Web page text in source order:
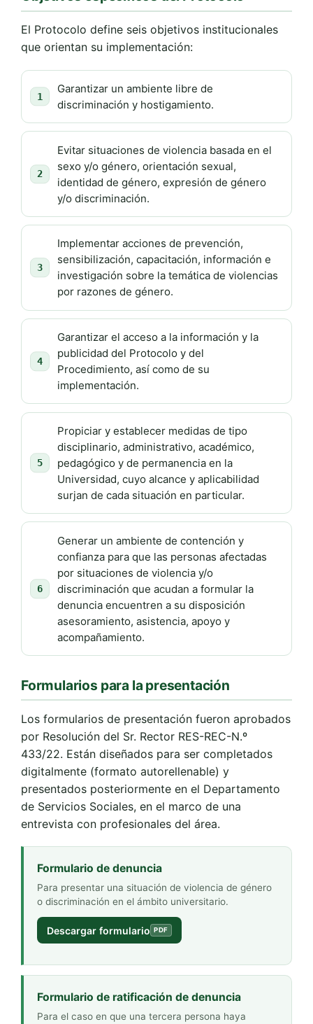
El Protocolo define seis objetivos institucionales
que orientan su implementación:
1
Garantizar un ambiente libre de
discriminación y hostigamiento.
2
Evitar situaciones de violencia basada en el
sexo y/o género, orientación sexual,
identidad de género, expresión de género
y/o discriminación.
3
Implementar acciones de prevención,
sensibilización, capacitación, información e
investigación sobre la temática de violencias
por razones de género.
4
Garantizar el acceso a la información y la
publicidad del Protocolo y del
Procedimiento, así como de su
implementación.
5
Propiciar y establecer medidas de tipo
disciplinario, administrativo, académico,
pedagógico y de permanencia en la
Universidad, cuyo alcance y aplicabilidad
surjan de cada situación en particular.
6
Generar un ambiente de contención y
confianza para que las personas afectadas
por situaciones de violencia y/o
discriminación que acudan a formular la
denuncia encuentren a su disposición
asesoramiento, asistencia, apoyo y
acompañamiento.
Formularios para la presentación
Los formularios de presentación fueron aprobados
por Resolución del Sr. Rector RES-REC-N.º
433/22. Están diseñados para ser completados
digitalmente (formato autorellenable) y
presentados posteriormente en el Departamento
de Servicios Sociales, en el marco de una
entrevista con profesionales del área.
Formulario de denuncia
Para presentar una situación de violencia de género
o discriminación en el ámbito universitario.
Descargar formulario PDF
Formulario de ratificación de denuncia
Para el caso en que una tercera persona haya